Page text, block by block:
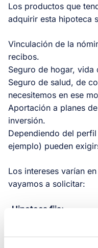
Los productos que
adquirir esta hipoteca
Vinculación de la
recibos.
Seguro de hogar,
Seguro de salud, de
necesitemos en ese
Aportación a planes
inversión.
Dependiendo del
ejemplo) pueden
Los intereses varían
vayamos a solicitar:
-Hipoteca fija: